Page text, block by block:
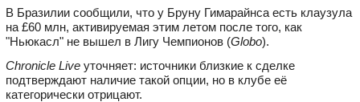
В Бразилии сообщили, что у Бруну Гимарайнса есть клаузула
на £60 млн, активируемая этим летом после того, как
"Ньюкасл" не вышел в Лигу Чемпионов (Globo).
Chronicle Live уточняет: источники близкие к сделке
подтверждают наличие такой опции, но в клубе её
категорически отрицают.